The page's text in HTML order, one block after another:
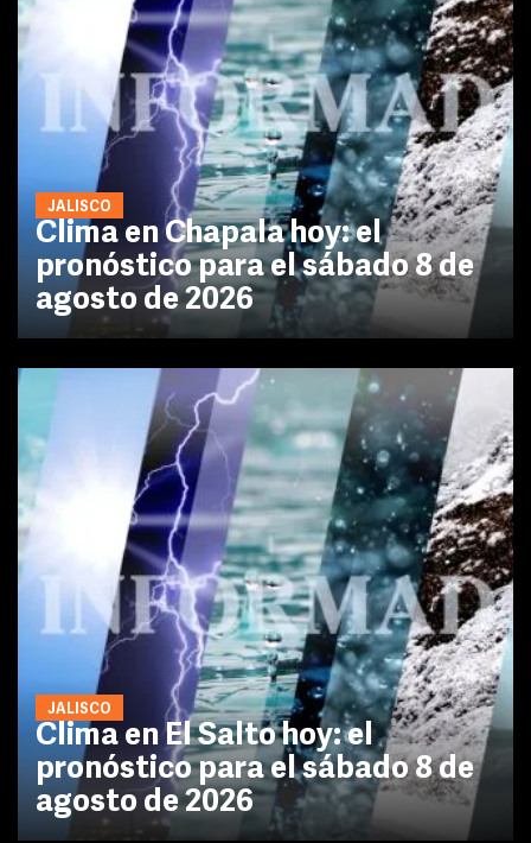
JALISCO
Clima en Chapala hoy: el
pronóstico para el sábado 8 de
agosto de 2026
JALISCO
Clima en El Salto hoy: el
pronóstico para el sábado 8 de
agosto de 2026